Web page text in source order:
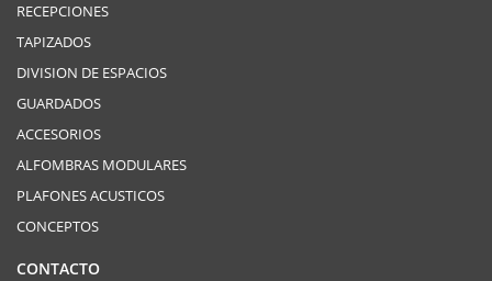
RECEPCIONES
TAPIZADOS
DIVISION DE ESPACIOS
GUARDADOS
ACCESORIOS
ALFOMBRAS MODULARES
PLAFONES ACUSTICOS
CONCEPTOS
CONTACTO